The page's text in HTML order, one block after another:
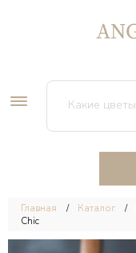
Главная Каталог
Chic